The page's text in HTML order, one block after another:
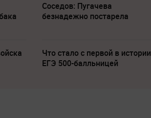
Соседов: Пугачева
безнадежно постарела
Что стало с первой в истории
ЕГЭ 500-балльницей